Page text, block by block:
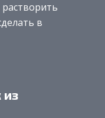
растворить
в
из